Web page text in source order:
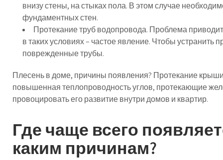
внизу стены, на стыках пола. В этом случае
фундаментных стен.
Протекание труб водопровода. Проблема
в таких условиях – частое явление. Чтобы устранить
поврежденные трубы.
Плесень в доме, причины появления? Протекание
повышенная теплопроводность углов, протекающие
провоцировать его развитие внутри домов и квартир.
Где чаще всего
каким причинам?